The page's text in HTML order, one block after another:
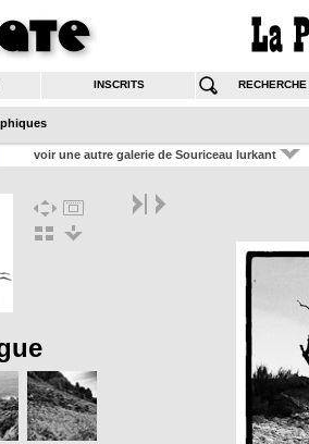
INSCRITS RECHERCHE
voir une autre galerie de Souriceau lurkant